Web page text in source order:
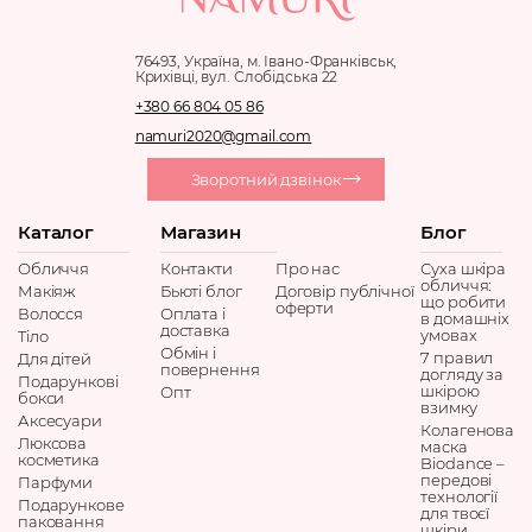
76493, Україна, м. Івано-Франківськ,
Крихівці, вул. Слобідська 22
+380 66 804 05 86
namuri2020@gmail.com
Каталог
Обличчя
Макіяж
Волосся
Тіло
Для дітей
Подарункові
бокси
Аксесуари
Люксова
косметика
Парфуми
Подарункове
паковання
Магазин
Контакти
Бьюті блог
Оплата і
доставка
Обмін і
повернення
Опт
Про нас
Договір публічної
оферти
Блог
Суха шкіра
обличчя:
що робити
в домашніх
умовах
7 правил
догляду за
шкірою
взимку
Колагенова
маска
Biodance –
передові
технології
для твоєї
Зворотний дзвінок